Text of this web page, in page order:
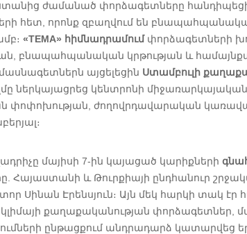
ժամանած փորձագետները
հետ, որոնք զբաղվում են
«TEMA» հիմնադրամումփորձագետների
բնապահպանական կրթության և
այցելեցին Ստամբուլի
ներկայացրեց կենտրոնի
փոփոխության, ժողովրդավարական
մայիսի 7-ին կայացած կարիքների
Հայաստանի և Թուրքիայի ընդհանուր
Սինան Էրենսյուն։ Այն մեկ հարկի տակ էր
կլիմայի քաղաքականության փորձագետներ,
ընթացքում անդրադարձ կատարվեց